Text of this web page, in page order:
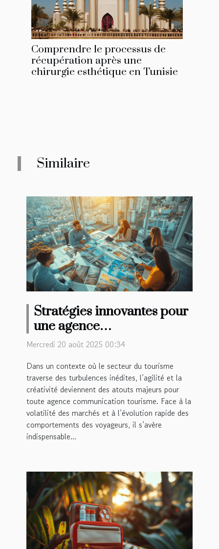
Comprendre le processus de
récupération après une
chirurgie esthétique en Tunisie
Similaire
Stratégies innovantes pour
une agence
communication tourisme
Mercredi 20 août 2025 00:34
Dans un contexte où le secteur du tourisme
traverse des turbulences inédites, l’agilité et la
créativité deviennent des atouts majeurs pour
toute agence communication tourisme. Face à la
volatilité des marchés et à l’évolution rapide des
comportements des voyageurs, il s’avère
indispensable...